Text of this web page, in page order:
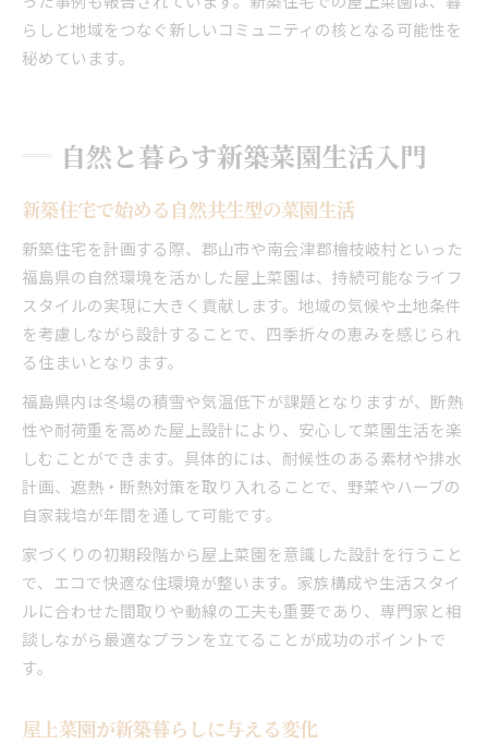
らしと地域をつなぐ新しいコミュニティの核となる可能性を
秘めています。
自然と暮らす新築菜園生活入門
新築住宅で始める自然共生型の菜園生活
新築住宅を計画する際、郡山市や南会津郡檜枝岐村といった
福島県の自然環境を活かした屋上菜園は、持続可能なライフ
スタイルの実現に大きく貢献します。地域の気候や土地条件
を考慮しながら設計することで、四季折々の恵みを感じられ
る住まいとなります。
福島県内は冬場の積雪や気温低下が課題となりますが、断熱
性や耐荷重を高めた屋上設計により、安心して菜園生活を楽
しむことができます。具体的には、耐候性のある素材や排水
計画、遮熱・断熱対策を取り入れることで、野菜やハーブの
自家栽培が年間を通して可能です。
家づくりの初期段階から屋上菜園を意識した設計を行うこと
で、エコで快適な住環境が整います。家族構成や生活スタイ
ルに合わせた間取りや動線の工夫も重要であり、専門家と相
談しながら最適なプランを立てることが成功のポイントで
す。
屋上菜園が新築暮らしに与える変化